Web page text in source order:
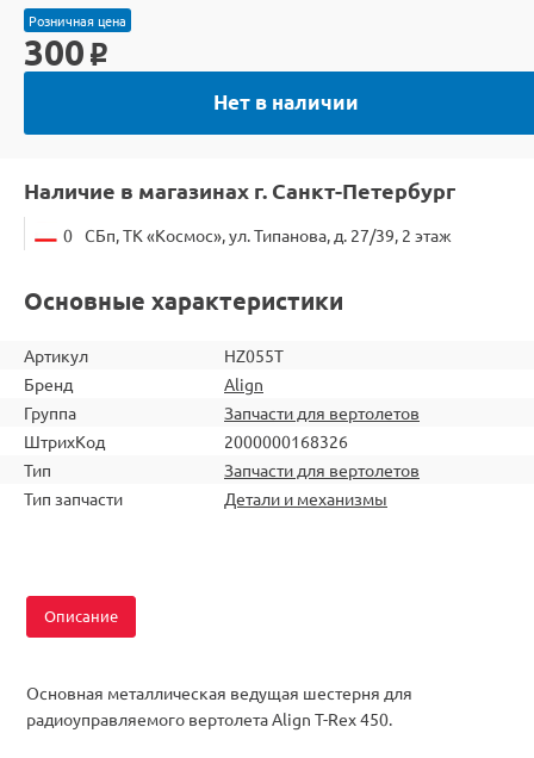
Розничная цена
300 o
Нет в наличии
Наличие в магазинах г. Санкт-Петербург
0 СБп, ТК «Космос», ул. Типанова, д. 27/39, 2 этаж
Основные характеристики
Артикул
HZ055T
Бренд
Align
Группа
Запчасти для вертолетов
ШтрихКод
2000000168326
Тип
Запчасти для вертолетов
Тип запчасти
Детали и механизмы
Описание
Основная металлическая ведущая шестерня для
радиоуправляемого вертолета Align T-Rex 450.